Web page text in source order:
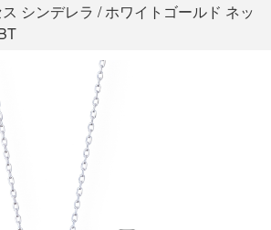
シンデレラ / ホワイトゴールド ネッ